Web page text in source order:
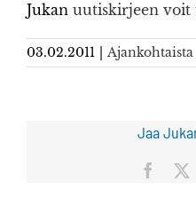
Jukan uutiskirjeen voit
03.02.2011 Ajankohtaista
Jaa